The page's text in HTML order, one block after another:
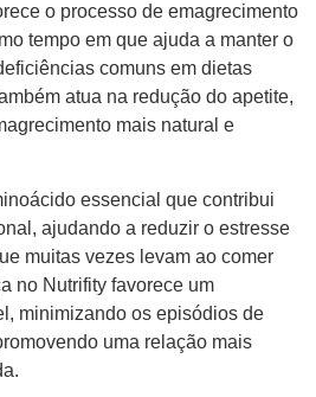
o processo de emagrecimento
tempo em que ajuda a manter o
comuns em dietas
atua na redução do apetite,
mais natural e
essencial que contribui
ajudando a reduzir o estresse
muitas vezes levam ao comer
no Nutrifity favorece um
minimizando os episódios de
uma relação mais